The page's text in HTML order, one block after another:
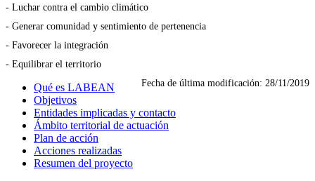
- Luchar contra el cambio climático
- Generar comunidad y sentimiento de pertenencia
- Favorecer la integración
- Equilibrar el territorio
Fecha de última modificación: 28/11/2019
Qué es LABEAN
Objetivos
Entidades implicadas y contacto
Ámbito territorial de actuación
Plan de acción
Acciones realizadas
Resumen del proyecto